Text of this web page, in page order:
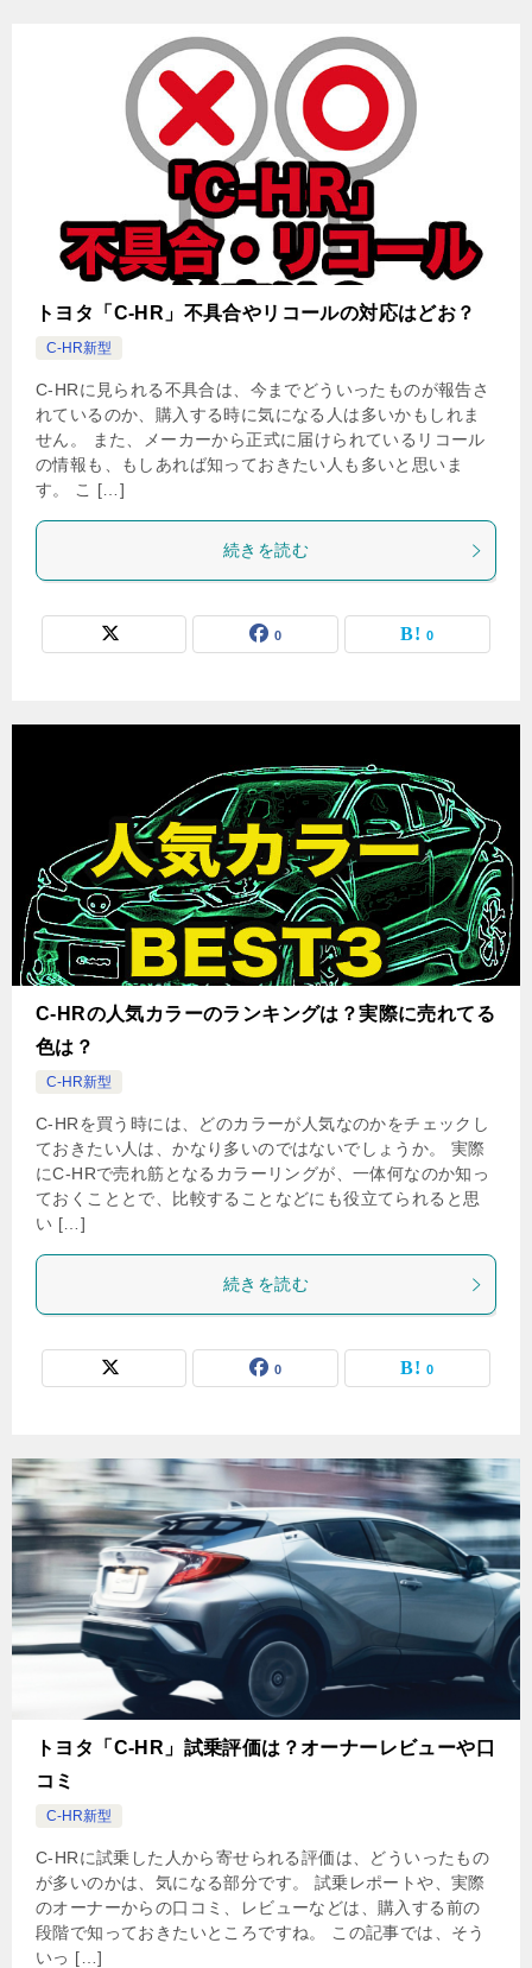
トヨタ「C-HR」不具合やリコールの対応はどお？
C-HR新型
C-HRに見られる不具合は、今までどういったものが報告さ
れているのか、購入する時に気になる人は多いかもしれま
せん。 また、メーカーから正式に届けられているリコール
の情報も、もしあれば知っておきたい人も多いと思いま
す。 こ […]
続きを読む
0 0
C-HRの人気カラーのランキングは？実際に売れてる
色は？
C-HR新型
C-HRを買う時には、どのカラーが人気なのかをチェックし
ておきたい人は、かなり多いのではないでしょうか。 実際
にC-HRで売れ筋となるカラーリングが、一体何なのか知っ
ておくこととで、比較することなどにも役立てられると思
い […]
続きを読む
0 0
トヨタ「C-HR」試乗評価は？オーナーレビューや口
コミ
C-HR新型
C-HRに試乗した人から寄せられる評価は、どういったもの
が多いのかは、気になる部分です。 試乗レポートや、実際
のオーナーからの口コミ、レビューなどは、購入する前の
段階で知っておきたいところですね。 この記事では、そう
いっ […]